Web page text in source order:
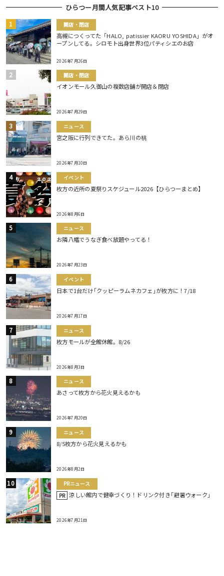
ひらつー月間人気記事ベスト10
開店・閉店
高槻につくってた「HALO, patissier KAORU YOSHIDA」がオ
ープンしてる。シロモト出身世界3位パティシエのお店
2026年7月26日
開店・閉店
イオンモール久御山の複数店舗が開店＆閉店
2026年7月29日
ニュース
宮之阪に行列できてた。あら川の桃
2026年7月10日
イベント
枚方の近所の夏祭りスケジュール2026【ひらつーまとめ】
2026年8月6日
ニュース
お隣八幡でうなぎ食べ放題やってる！
2026年7月23日
イベント
日本で1台だけ｢クッピーラムネカフェ｣が枚方に！7/18
2026年7月17日
ニュース
枚方モールが全館休館。8/26
2026年8月3日
ニュース
あさって枚方から花火見えるかも
2026年7月20日
ニュース
8/5枚方から花火見えるかも
2026年8月2日
PRニュース
PR 涼しい館内で健幸づくり！ドリンク付き｢避暑ウォーク｣
2026年7月21日